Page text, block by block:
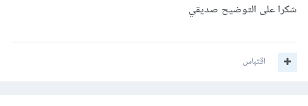
شكرا على التوضيح صديقي
اقتباس